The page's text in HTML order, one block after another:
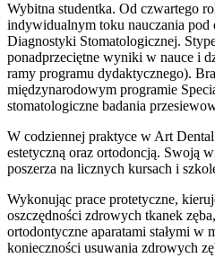
Wybitna studentka. Od czwartego
indywidualnym toku nauczania pod
Diagnostyki Stomatologicznej.
ponadprzeciętne wyniki w nauce i
ramy programu dydaktycznego).
międzynarodowym programie
stomatologiczne badania
W codziennej praktyce w Art
estetyczną oraz ortodoncją. Swoją
poszerza na licznych kursach i
Wykonując prace protetyczne,
oszczędności zdrowych tkanek
ortodontyczne aparatami stałymi w
konieczności usuwania zdrowych